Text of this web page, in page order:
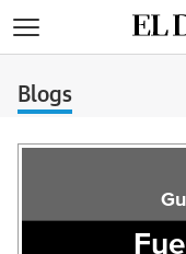
Blogs